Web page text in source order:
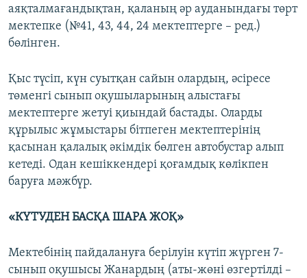
аяқталмағандықтан, қаланың әр ауданындағы төрт
мектепке (№41, 43, 44, 24 мектептерге – ред.)
бөлінген.
Қыс түсіп, күн суытқан сайын олардың, әсіресе
төменгі сынып оқушыларының алыстағы
мектептерге жетуі қиындай бастады. Оларды
құрылыс жұмыстары бітпеген мектептерінің
қасынан қалалық әкімдік бөлген автобустар алып
кетеді. Одан кешіккендері қоғамдық көлікпен
баруға мәжбүр.
«КҮТУДЕН БАСҚА ШАРА ЖОҚ»
Мектебінің пайдалануға берілуін күтіп жүрген 7-
сынып оқушысы Жанардың (аты-жөні өзгертілді –